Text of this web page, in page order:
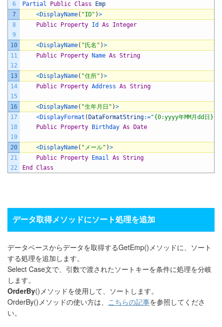
6
7
8
9
10
11
12
13
14
15
16
17
18
19
20
21
22
Partial Public Class
Emp
<DisplayName( "ID" )>
Public
Property Id As Integer
<DisplayName( "氏名" )>
Public
Property Name As String
<DisplayName( "住所" )>
Public
Property Address As String
<DisplayName( "生年月日" )>
<DisplayFormat ( DataFormatString:="{0:yyyy年MM月dd日}"
Public
Property Birthday As Date
<DisplayName( "メール" )>
Public
Property Email As String
End
Class
データ取得メソッドにソート処理を追加
データベースからデータを取得するGetEmp()メソッドに、ソート
する処理を追加します。
Select Case文で、引数で渡されたソートキーを条件に処理を分岐
します。
OrderBy()メソッドを使用して、ソートします。
OrderBy()メソッドの使い方は、 こちらの記事を参照してくださ
い。